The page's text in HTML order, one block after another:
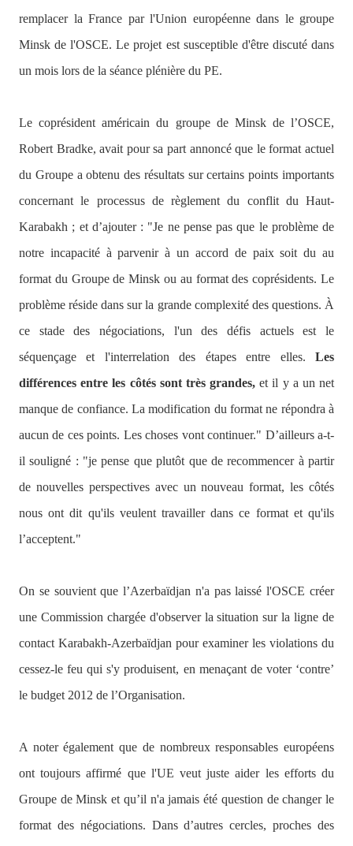
remplacer la France par l'Union européenne dans le groupe
Minsk de l'OSCE. Le projet est susceptible d'être discuté dans
un mois lors de la séance plénière du PE.
Le coprésident américain du groupe de Minsk de l’OSCE,
Robert Bradke, avait pour sa part annoncé que le format actuel
du Groupe a obtenu des résultats sur certains points importants
concernant le processus de règlement du conflit du Haut-
Karabakh ; et d’ajouter : "Je ne pense pas que le problème de
notre incapacité à parvenir à un accord de paix soit du au
format du Groupe de Minsk ou au format des coprésidents. Le
problème réside dans sur la grande complexité des questions. À
ce stade des négociations, l'un des défis actuels est le
séquençage et l'interrelation des étapes entre elles. Les
différences entre les côtés sont très grandes, et il y a un net
manque de confiance. La modification du format ne répondra à
aucun de ces points. Les choses vont continuer." D’ailleurs a-t-
il souligné : "je pense que plutôt que de recommencer à partir
de nouvelles perspectives avec un nouveau format, les côtés
nous ont dit qu'ils veulent travailler dans ce format et qu'ils
l’acceptent."
On se souvient que l’Azerbaïdjan n'a pas laissé l'OSCE créer
une Commission chargée d'observer la situation sur la ligne de
contact Karabakh-Azerbaïdjan pour examiner les violations du
cessez-le feu qui s'y produisent, en menaçant de voter ‘contre’
le budget 2012 de l’Organisation.
A noter également que de nombreux responsables européens
ont toujours affirmé que l'UE veut juste aider les efforts du
Groupe de Minsk et qu’il n'a jamais été question de changer le
format des négociations. Dans d’autres cercles, proches des